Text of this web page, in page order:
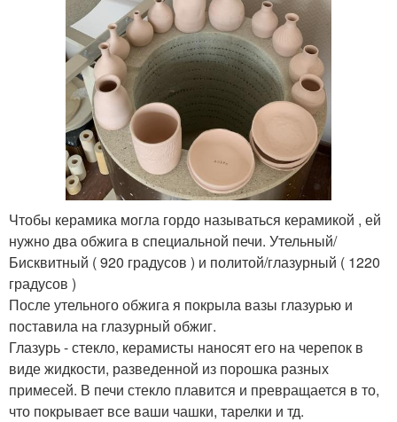
Чтобы керамика могла гордо называться керамикой , ей
нужно два обжига в специальной печи. Утельный/
Бисквитный ( 920 градусов ) и политой/глазурный ( 1220
градусов )
После утельного обжига я покрыла вазы глазурью и
поставила на глазурный обжиг.
Глазурь - стекло, керамисты наносят его на черепок в
виде жидкости, разведенной из порошка разных
примесей. В печи стекло плавится и превращается в то,
что покрывает все ваши чашки, тарелки и тд.